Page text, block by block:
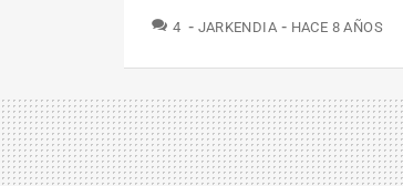
4 COMENTARIOS
JARKENDIA HACE 8 AÑOS